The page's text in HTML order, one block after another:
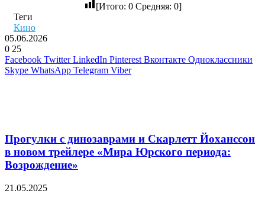
[Итого: 0Средняя: 0]
Теги
Кино
05.06.2026
0 25
Facebook Twitter LinkedIn Pinterest Вконтакте Одноклассники
Skype WhatsApp Telegram Viber
Прогулки с динозаврами и Скарлетт Йоханссон
в новом трейлере «Мира Юрского периода:
Возрождение»
21.05.2025